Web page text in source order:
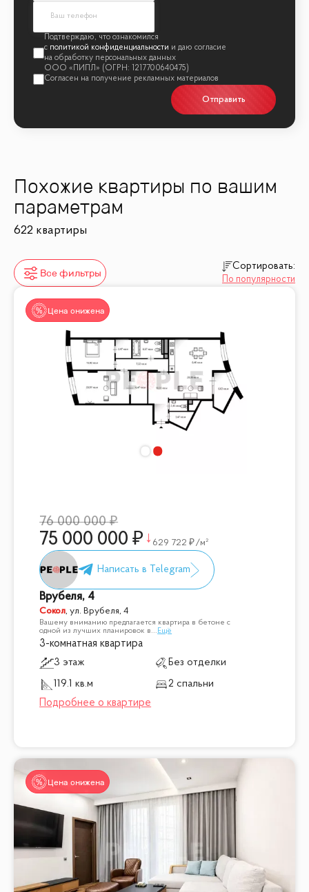
политикой конфиденциальности
Отправить
Похожие квартиры по вашим
параметрам
622 квартиры
Все фильтры
Сортировать:
По популярности
Цена снижена
76 000 000
75 000 000 629 722 /м²
Врубеля, 4
Сокол,ул. Врубеля, 4
Вашему вниманию предлагается квартира в бетоне с
одной из лучших планировок в... Ещё
3-комнатная квартира
3 этаж
Без отделки
119.1 кв.м
2 спальни
Цена снижена